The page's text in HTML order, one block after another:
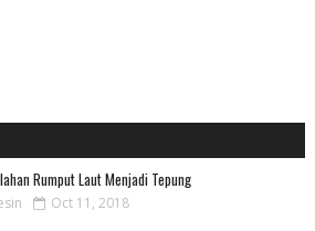
Rumput Laut Menjadi Tepung
Oct 11, 2018